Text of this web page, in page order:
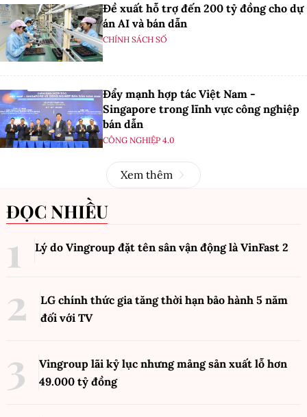
Đề xuất hỗ trợ đến 200 tỷ đồng cho dự
án AI và bán dẫn
CHÍNH SÁCH SỐ
Đẩy mạnh hợp tác Việt Nam -
Singapore trong lĩnh vực công nghiệp
bán dẫn
CÔNG NGHIỆP 4.0
Xem thêm
ĐỌC NHIỀU
Lý do Vingroup đặt tên sân vận động là VinFast 2
LG chính thức gia tăng thời hạn bảo hành 5 năm
đối với TV
Vingroup lãi kỷ lục nhưng mảng sản xuất lỗ hơn
49.000 tỷ đồng